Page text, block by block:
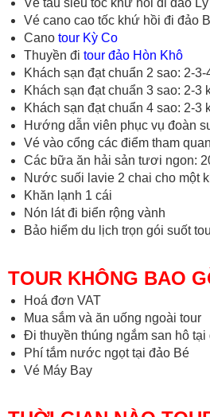
Vé cano cao tốc khứ hồi đi đảo
Cano tour Kỳ Co
Thuyền đi tour đảo Hòn Khô
Khách sạn đạt chuẩn 2 sao: 2-
Khách sạn đạt chuẩn 3 sao: 2-3
Khách sạn đạt chuẩn 4 sao: 2-3
Hướng dẫn viên phục vụ đoàn
Vé vào cổng các điểm tham
Các bữa ăn hải sản tươi ngon:
Nước suối lavie 2 chai cho một
Khăn lạnh 1 cái
Nón lát đi biển rộng vành
Bảo hiểm du lịch trọn gói suốt
TOUR KHÔNG BAO
Hoá đơn VAT
Mua sắm và ăn uống ngoài tour
Đi thuyền thúng ngắm san hô tại
Phí tắm nước ngọt tại đảo Bé
Vé Máy Bay